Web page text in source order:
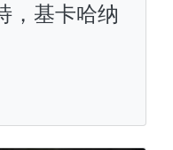
，基卡哈纳